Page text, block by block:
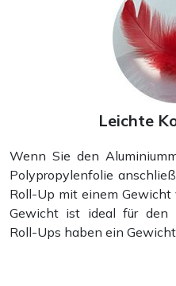
Postkarten
Leichte
Wenn Sie den
Polypropylenfolie
Roll-Up mit einem Gewicht
Gewicht ist ideal für den
Roll-Ups haben ein